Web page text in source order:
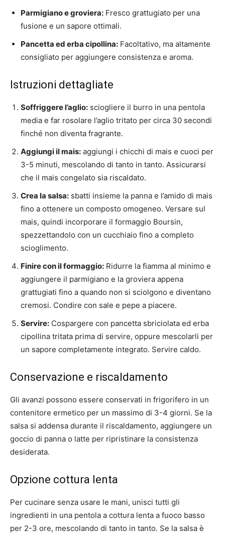
Parmigiano e groviera: Fresco grattugiato per una
fusione e un sapore ottimali.
Pancetta ed erba cipollina: Facoltativo, ma altamente
consigliato per aggiungere consistenza e aroma.
Istruzioni dettagliate
Soffriggere l’aglio: sciogliere il burro in una pentola
media e far rosolare l’aglio tritato per circa 30 secondi
finché non diventa fragrante.
Aggiungi il mais: aggiungi i chicchi di mais e cuoci per
3-5 minuti, mescolando di tanto in tanto. Assicurarsi
che il mais congelato sia riscaldato.
Crea la salsa: sbatti insieme la panna e l’amido di mais
fino a ottenere un composto omogeneo. Versare sul
mais, quindi incorporare il formaggio Boursin,
spezzettandolo con un cucchiaio fino a completo
scioglimento.
Finire con il formaggio: Ridurre la fiamma al minimo e
aggiungere il parmigiano e la groviera appena
grattugiati fino a quando non si sciolgono e diventano
cremosi. Condire con sale e pepe a piacere.
Servire: Cospargere con pancetta sbriciolata ed erba
cipollina tritata prima di servire, oppure mescolarli per
un sapore completamente integrato. Servire caldo.
Conservazione e riscaldamento
Gli avanzi possono essere conservati in frigorifero in un
contenitore ermetico per un massimo di 3-4 giorni. Se la
salsa si addensa durante il riscaldamento, aggiungere un
goccio di panna o latte per ripristinare la consistenza
desiderata.
Opzione cottura lenta
Per cucinare senza usare le mani, unisci tutti gli
ingredienti in una pentola a cottura lenta a fuoco basso
per 2-3 ore, mescolando di tanto in tanto. Se la salsa è